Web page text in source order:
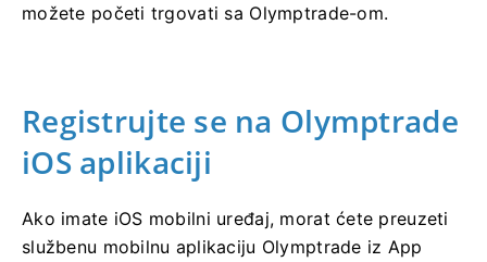
možete početi trgovati sa Olymptrade-om.
Registrujte se na Olymptrade
iOS aplikaciji
Ako imate iOS mobilni uređaj, morat ćete preuzeti
službenu mobilnu aplikaciju Olymptrade iz App